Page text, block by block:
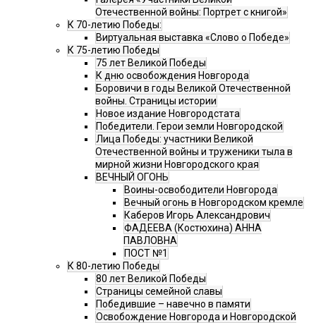
Отечественной войны: Портрет с книгой»
К 70-летию Победы:
Виртуальная выставка «Слово о Победе»
К 75-летию Победы
75 лет Великой Победы
К дню освобождения Новгорода
Боровичи в годы Великой Отечественной
войны. Страницы истории
Новое издание Новгородстата
Победители. Герои земли Новгородской
Лица Победы: участники Великой
Отечественной войны и труженики тыла в
мирной жизни Новгородского края
ВЕЧНЫЙ ОГОНЬ
Воины-освободители Новгорода
Вечный огонь в Новгородском кремле
Каберов Игорь Александрович
ФАДЕЕВА (Костюхина) АННА
ПАВЛОВНА
ПОСТ №1
К 80-летию Победы
80 лет Великой Победы
Страницы семейной славы
Победившие – навечно в памяти
Освобождение Новгорода и Новгородской